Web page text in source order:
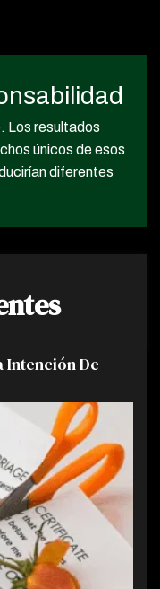
Los resultados
únicos de esos
diferentes
Intención De